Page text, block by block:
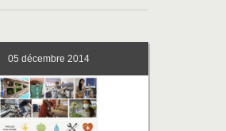
05 décembre 2014